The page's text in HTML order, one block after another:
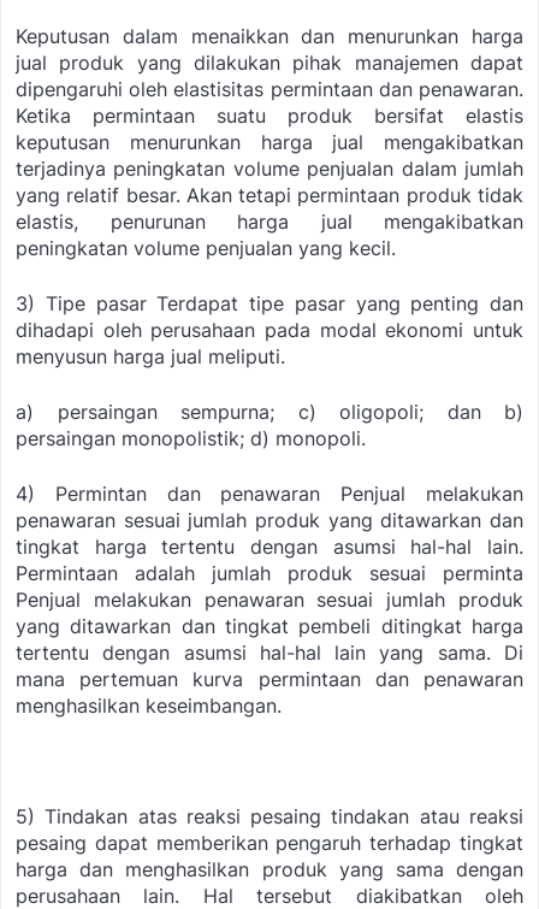
Keputusan dalam menaikkan dan menurunkan harga
jual produk yang dilakukan pihak manajemen dapat
dipengaruhi oleh elastisitas permintaan dan penawaran.
Ketika permintaan suatu produk bersifat elastis
keputusan menurunkan harga jual mengakibatkan
terjadinya peningkatan volume penjualan dalam jumlah
yang relatif besar. Akan tetapi permintaan produk tidak
elastis, penurunan harga jual mengakibatkan
peningkatan volume penjualan yang kecil.
3) Tipe pasar Terdapat tipe pasar yang penting dan
dihadapi oleh perusahaan pada modal ekonomi untuk
menyusun harga jual meliputi.
a) persaingan sempurna; c) oligopoli; dan
b)
persaingan monopolistik; d) monopoli.
4) Permintan dan penawaran Penjual melakukan
penawaran sesuai jumlah produk yang ditawarkan dan
tingkat harga tertentu dengan asumsi hal-hal lain.
Permintaan adalah jumlah produk sesuai perminta
Penjual melakukan penawaran sesuai jumlah produk
yang ditawarkan dan tingkat pembeli ditingkat harga
tertentu dengan asumsi hal-hal lain yang sama. Di
mana pertemuan kurva permintaan dan penawaran
menghasilkan keseimbangan.
5) Tindakan atas reaksi pesaingtindakan atau reaksi
pesaing dapat memberikan pengaruh terhadap tingkat
harga dan menghasilkan produk yang sama dengan
perusahaan lain. Hal tersebut diakibatkan oleh